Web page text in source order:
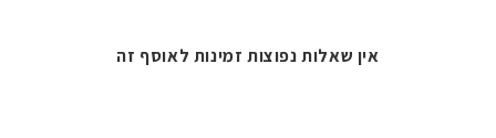
אין שאלות נפוצות זמינות לאוסף זה